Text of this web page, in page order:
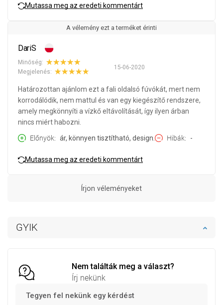
GYIK
Nem találták meg a választ?
Írj nekünk
Tegyen fel nekünk egy kérdést
Mutassa meg az eredeti kommentárt
A vélemény ezt a terméket érinti
DariS
15-06-2020
Minőség:
Megjelenés:
Határozottan ajánlom ezt a fali oldalsó fúvókát, mert nem
korrodálódik, nem mattul és van egy kiegészítő rendszere,
amely megkönnyíti a vízkő eltávolítását, így ilyen árban
nincs miért habozni.
Előnyök
ár, könnyen tisztítható, design. Hibák -
Mutassa meg az eredeti kommentárt
Írjon véleményeket